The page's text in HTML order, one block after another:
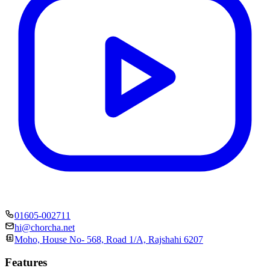
01605-002711
hi@chorcha.net
Moho, House No- 568, Road 1/A, Rajshahi 6207
Features